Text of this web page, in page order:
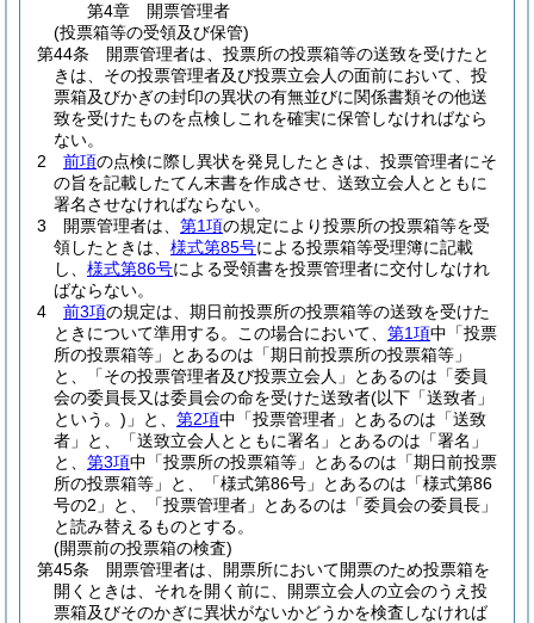
第4章
開票管理者
(投票箱等の受領及び保管)
第44条
開票管理者は、投票所の投票箱等の送致を受けたと
きは、その投票管理者及び投票立会人の面前において、投
票箱及びかぎの封印の異状の有無並びに関係書類その他送
致を受けたものを点検しこれを確実に保管しなければなら
ない。
2
前項の点検に際し異状を発見したときは、投票管理者にそ
の旨を記載したてん末書を作成させ、送致立会人とともに
署名させなければならない。
3
開票管理者は、 第1項の規定により投票所の投票箱等を受
領したときは、 様式第85号による投票箱等受理簿に記載
し、 様式第86号による受領書を投票管理者に交付しなけれ
ばならない。
4
前3項の規定は、期日前投票所の投票箱等の送致を受けた
ときについて準用する。
この場合において、 第1項中「投票
所の投票箱等」とあるのは「期日前投票所の投票箱等」
と、「その投票管理者及び投票立会人」とあるのは「委員
会の委員長又は委員会の命を受けた送致者(以下「送致者」
という。) 」と、 第2項中「投票管理者」とあるのは「送致
者」と、「送致立会人とともに署名」とあるのは「署名」
と、 第3項中「投票所の投票箱等」とあるのは「期日前投票
所の投票箱等」と、「様式第86号」とあるのは「様式第86
号の2」と、「投票管理者」とあるのは「委員会の委員長」
と読み替えるものとする。
(開票前の投票箱の検査)
第45条
開票管理者は、開票所において開票のため投票箱を
開くときは、それを開く前に、開票立会人の立会のうえ投
票箱及びそのかぎに異状がないかどうかを検査しなければ